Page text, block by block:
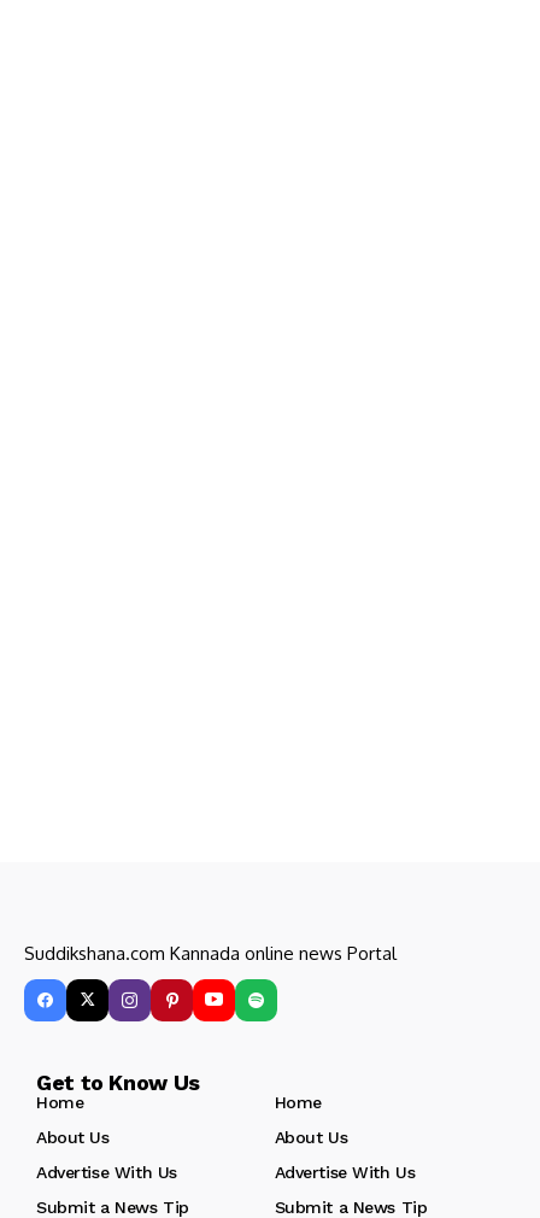
Suddikshana.com Kannada online news Portal
Get to Know Us
Home
Home
About Us
About Us
Advertise With Us
Advertise With Us
Submit a News Tip
Submit a News Tip